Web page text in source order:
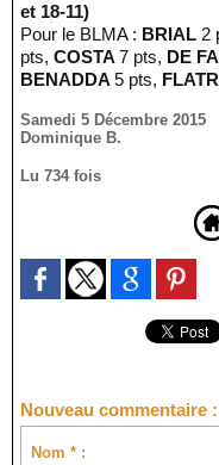
et 18-11)
Pour le BLMA : BRIAL 2
pts, COSTA 7 pts, DE
BENADDA 5 pts,
Samedi 5 Décembre 2015
Dominique B.
Lu 734 fois
Nouveau commentaire :
Nom * :